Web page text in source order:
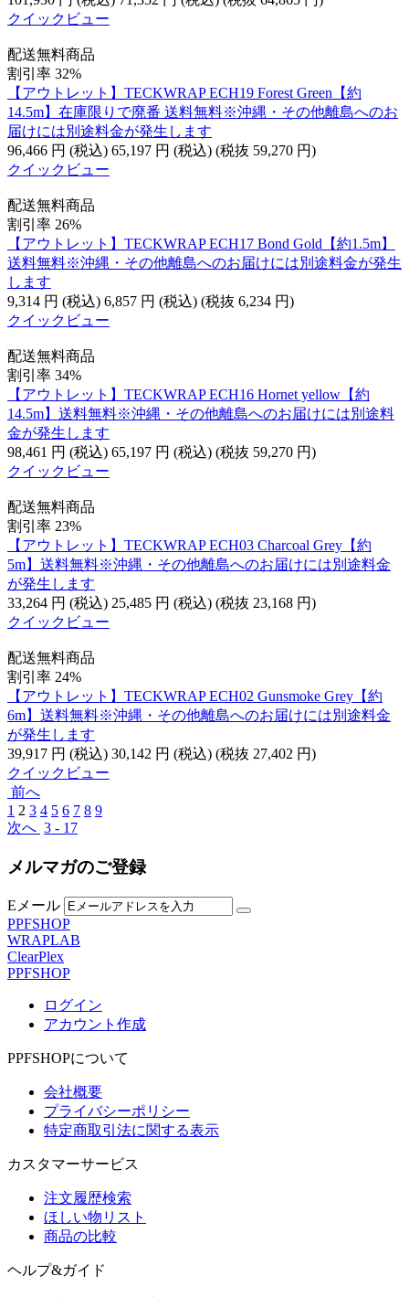
クイックビュー
配送無料商品
割引率 32%
【アウトレット】TECKWRAP ECH19 Forest Green【約
14.5m】在庫限りで廃番 送料無料※沖縄・その他離島へのお
届けには別途料金が発生します
96,466 円 (税込) 65,197 円 (税込) (税抜 59,270 円)
クイックビュー
配送無料商品
割引率 26%
【アウトレット】TECKWRAP ECH17 Bond Gold【約1.5m】
送料無料※沖縄・その他離島へのお届けには別途料金が発生
します
9,314 円 (税込) 6,857 円 (税込) (税抜 6,234 円)
クイックビュー
配送無料商品
割引率 34%
【アウトレット】TECKWRAP ECH16 Hornet yellow【約
14.5m】送料無料※沖縄・その他離島へのお届けには別途料
金が発生します
98,461 円 (税込) 65,197 円 (税込) (税抜 59,270 円)
クイックビュー
配送無料商品
割引率 23%
【アウトレット】TECKWRAP ECH03 Charcoal Grey【約
5m】送料無料※沖縄・その他離島へのお届けには別途料金
が発生します
33,264 円 (税込) 25,485 円 (税込) (税抜 23,168 円)
クイックビュー
配送無料商品
割引率 24%
【アウトレット】TECKWRAP ECH02 Gunsmoke Grey【約
6m】送料無料※沖縄・その他離島へのお届けには別途料金
が発生します
39,917 円 (税込) 30,142 円 (税込) (税抜 27,402 円)
クイックビュー
前へ
1 2 3 4 5 6 7 8 9
次へ 3 - 17
メルマガのご登録
Eメール
PPFSHOP
WRAPLAB
ClearPlex
PPFSHOP
ログイン
アカウント作成
PPFSHOPについて
会社概要
プライバシーポリシー
特定商取引法に関する表示
カスタマーサービス
注文履歴検索
ほしい物リスト
商品の比較
ヘルプ&ガイド